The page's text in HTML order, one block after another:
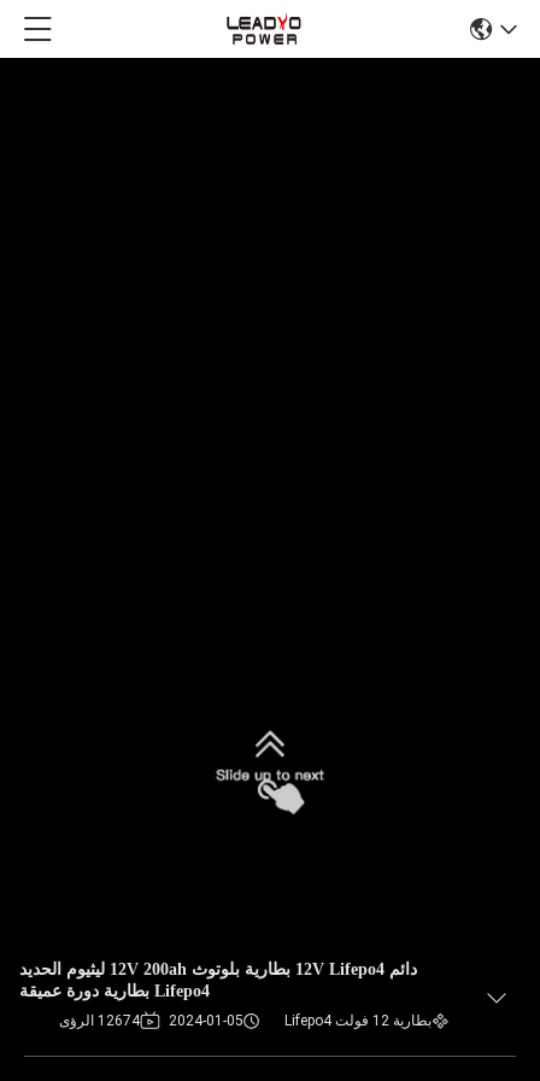
دائم 12V Lifepo4 بطارية بلوتوث 12V 200ah ليثيوم الحديد
Lifepo4 بطارية دورة عميقة
بطارية 12 فولت Lifepo4 2024-01-05 12674 الرؤى